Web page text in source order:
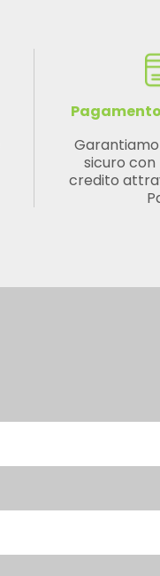
sicuro
credito